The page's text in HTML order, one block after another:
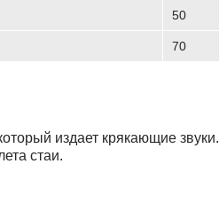
50
70
издает крякающие звуки.
стаи.